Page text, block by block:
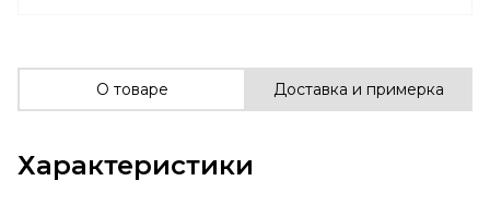
О товаре Доставка и примерка
Характеристики